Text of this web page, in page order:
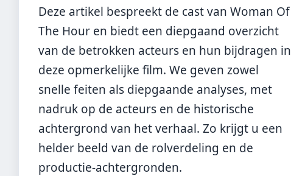
Deze artikel bespreekt de cast van Woman Of
The Hour en biedt een diepgaand overzicht
van de betrokken acteurs en hun bijdragen in
deze opmerkelijke film. We geven zowel
snelle feiten als diepgaande analyses, met
nadruk op de acteurs en de historische
achtergrond van het verhaal. Zo krijgt u een
helder beeld van de rolverdeling en de
productie-achtergronden.